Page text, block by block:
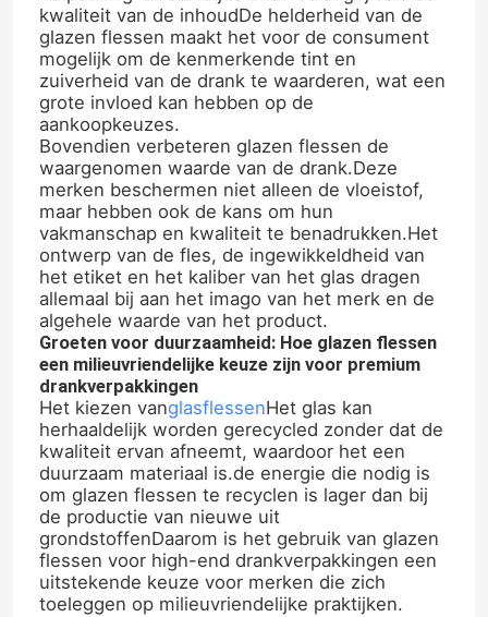
kwaliteit van de inhoudDe helderheid van de
glazen flessen maakt het voor de consument
mogelijk om de kenmerkende tint en
zuiverheid van de drank te waarderen, wat een
grote invloed kan hebben op de
aankoopkeuzes.
Bovendien verbeteren glazen flessen de
waargenomen waarde van de drank.Deze
merken beschermen niet alleen de vloeistof,
maar hebben ook de kans om hun
vakmanschap en kwaliteit te benadrukken.Het
ontwerp van de fles, de ingewikkeldheid van
het etiket en het kaliber van het glas dragen
allemaal bij aan het imago van het merk en de
algehele waarde van het product.
Groeten voor duurzaamheid: Hoe glazen flessen
een milieuvriendelijke keuze zijn voor premium
drankverpakkingen
Het kiezen vanglasflessenHet glas kan
herhaaldelijk worden gerecycled zonder dat de
kwaliteit ervan afneemt, waardoor het een
duurzaam materiaal is.de energie die nodig is
om glazen flessen te recyclen is lager dan bij
de productie van nieuwe uit
grondstoffenDaarom is het gebruik van glazen
flessen voor high-end drankverpakkingen een
uitstekende keuze voor merken die zich
toeleggen op milieuvriendelijke praktijken.